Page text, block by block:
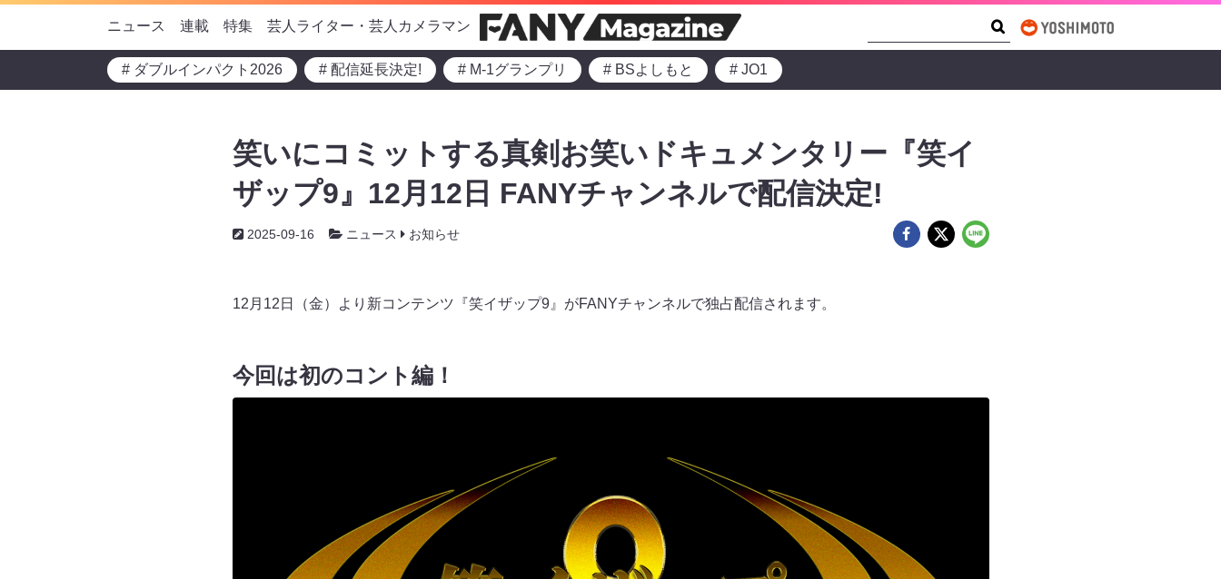
ニュース 連載 特集 芸人ライター・芸人カメラマン
# ダブルインパクト2026 # 配信延長決定! # M-1グランプリ # BSよしもと # JO1
笑いにコミットする真剣お笑いドキュメンタリー『笑イ
ザップ9』12月12日 FANYチャンネルで配信決定!
2025-09-16 ニュース お知らせ
12月12日（金）より新コンテンツ『笑イザップ9』がFANYチャンネルで独占配信されます。
今回は初のコント編！